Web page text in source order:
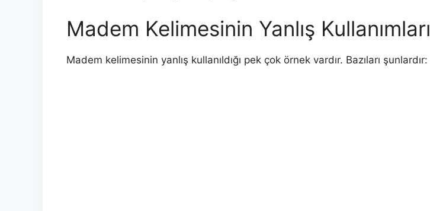
Madem Kelimesinin Yanlış Kullanımları
Madem kelimesinin yanlış kullanıldığı pek çok örnek vardır. Bazıları şunlardır: